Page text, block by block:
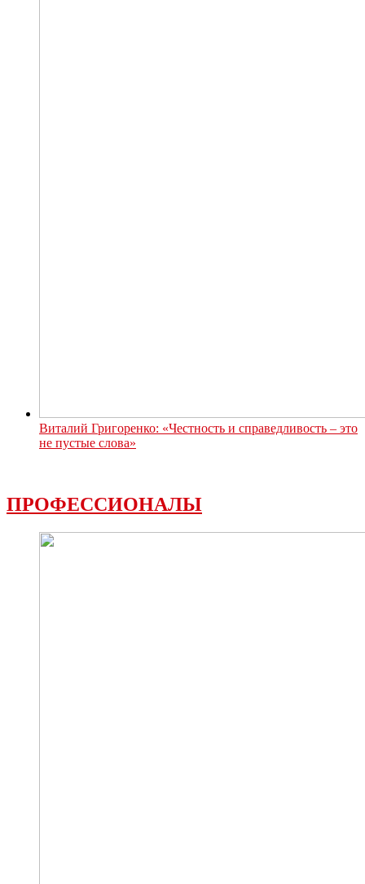
Виталий Григоренко: «Честность и справедливость – это
не пустые слова»
ПРОФЕССИОНАЛЫ